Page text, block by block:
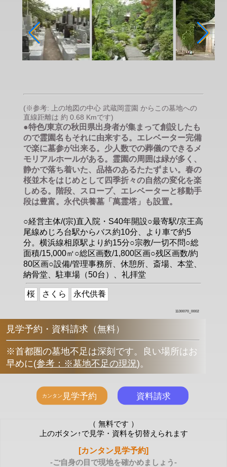
(※参考: 上の地図の中心 武蔵岡霊園 からこの墓地への
直線距離は 約 0.68 Kmです)
●特色/東京の秋田県出身者が集まって創設したも
ので霊園名もそれに由来する。エレベーター完備
で楽に墓参が出来る。少人数での葬儀のできるメ
モリアルホールがある。霊園の周囲は緑が多く、
静かで落ち着いた、品格のあるたたずまい。春の
桜並木をはじめとして四季折々の自然の変化を楽
しめる。階段、スロープ、エレベーターと移動手
段は豊富。永代供養墓「萬霊塔」も設置。
○経営主体/(宗)直入院・S40年開設○最寄駅/京王高
尾線めじろ台駅からバス約10分、より車で約5
分。横浜線相原駅より約15分○宗教/一切不問○総
面積/15,000㎡○総区画数/1,800区画○残区画数/約
80区画○設備/管理事務所、休憩所、斎場、本堂、
納骨堂、駐車場（50台）、礼拝堂
桜 さくら 永代供養
1130070_0002
見学予約・資料請求（無料）
※首都圏の墓地不足は深刻です。良い場所はお
早めに(参考：※墓地不足の現況)。
（ 無料です ）
上のボタン↑で見学・資料を切替えられます
[カンタン見学予約]
-ご自身の目で現地を確かめましょう-